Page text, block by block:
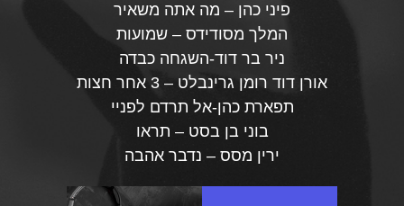
פיני כהן – מה אתה משאיר
המלך מסודידס – שמועות
ניר בר דוד-השגחה כבדה
אורן דוד רומן גרינבלט – 3 אחר חצות
תפארת כהן-אל תרדם לפניי
בוני בן בסט – תראו
ירין מסס – נדבר אהבה